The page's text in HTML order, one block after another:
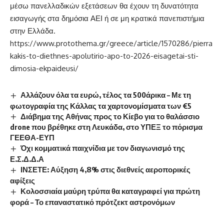
μέσω πανελλαδικών εξετάσεων θα έχουν τη δυνατότητα
εισαγωγής στα δημόσια ΑΕΙ ή σε μη κρατικά πανεπιστήμια
στην Ελλάδα.
https://www.protothema.gr/greece/article/1570286/pierra
kakis-to-diethnes-apolutirio-apo-to-2026-eisagetai-sti-
dimosia-ekpaideusi/
Αλλάζουν όλα τα ευρώ, τέλος τα 500άρικα – Με τη
φωτογραφία της Κάλλας τα χαρτονομίσματα των €5
Διάβημα της Αθήνας προς το Κίεβο για το θαλάσσιο
drone που βρέθηκε στη Λευκάδα, στο ΥΠΕΞ το πόρισμα
ΓΕΕΘΑ-ΕΥΠ
Όχι κομματικά παιχνίδια με τον διαγωνισμό της
Ε.Σ.Δ.Δ.Α
ΙΝΣΕΤΕ: Αύξηση 4,8% στις διεθνείς αεροπορικές
αφίξεις
Κολοσσιαία μαύρη τρύπα θα καταγραφεί για πρώτη
φορά – Το επαναστατικό πρότζεκτ αστρονόμων